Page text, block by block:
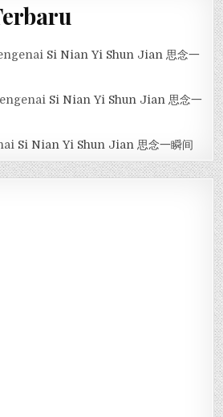
Si Nian Yi Shun Jian 思念一
Si Nian Yi Shun Jian 思念一
Si Nian Yi Shun Jian 思念一瞬间